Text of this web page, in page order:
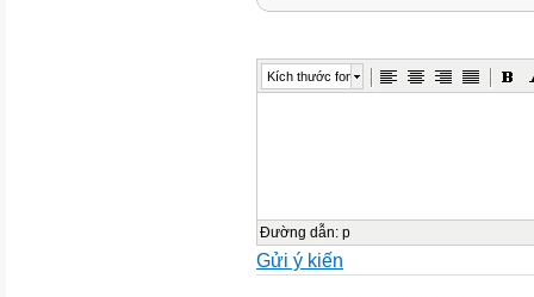
Đệm hơi cứu nạn (Hình 5.1)
vực phòng cháy chữa cháy
huống này?
Trả lời
Kích thước font
Đường dẫn: p
Gửi ý kiến